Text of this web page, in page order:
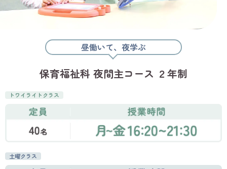
昼働いて、夜学ぶ
保育福祉科 夜間主コース ２年制
トワイライトクラス
土曜クラス